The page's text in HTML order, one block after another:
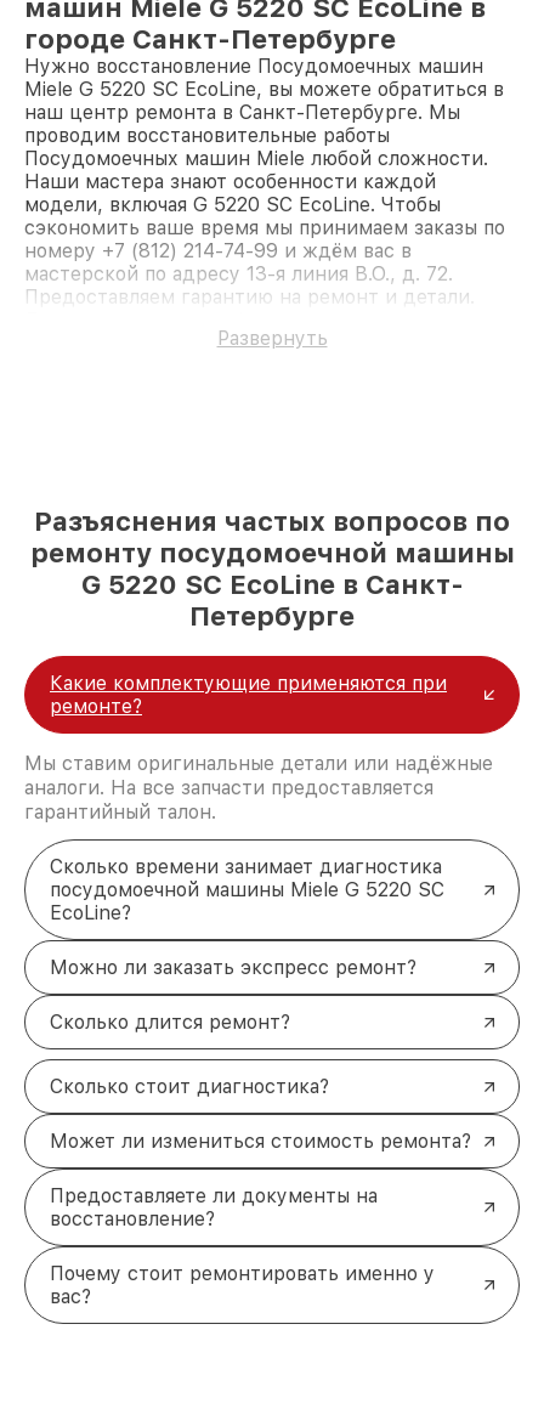
машин Miele G 5220 SC EcoLine в
городе Санкт-Петербурге
Нужно восстановление Посудомоечных машин
Miele G 5220 SC EcoLine, вы можете обратиться в
наш центр ремонта в Санкт-Петербурге. Мы
проводим восстановительные работы
Посудомоечных машин Miele любой сложности.
Наши мастера знают особенности каждой
модели, включая G 5220 SC EcoLine. Чтобы
сэкономить ваше время мы принимаем заказы по
номеру +7 (812) 214-74-99 и ждём вас в
мастерской по адресу 13-я линия В.О., д. 72.
Предоставляем гарантию на ремонт и детали.
Развернуть
Разъяснения частых вопросов по
ремонту посудомоечной машины
G 5220 SC EcoLine в Санкт-
Петербурге
Какие комплектующие применяются при
ремонте?
Мы ставим оригинальные детали или надёжные
аналоги. На все запчасти предоставляется
гарантийный талон.
Сколько времени занимает диагностика
посудомоечной машины Miele G 5220 SC
EcoLine?
Можно ли заказать экспресс ремонт?
Сколько длится ремонт?
Сколько стоит диагностика?
Может ли измениться стоимость ремонта?
Предоставляете ли документы на
восстановление?
Почему стоит ремонтировать именно у
вас?